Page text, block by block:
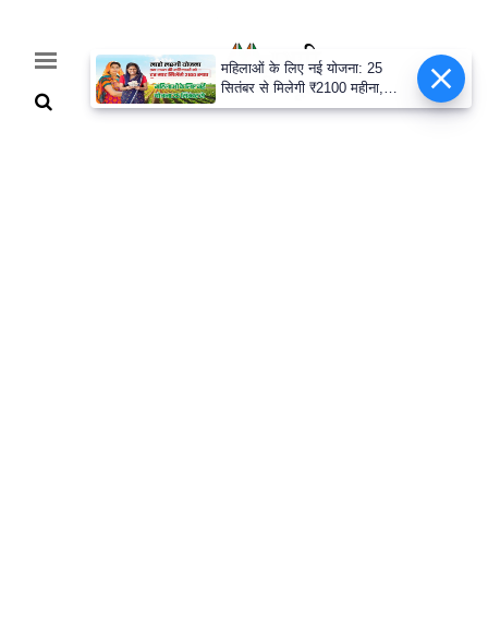
महिलाओं के लिए नई योजना: 25
सितंबर से मिलेगी ₹2100 महीना,
जानिए पूरी डिटेल